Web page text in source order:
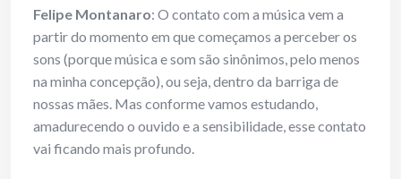
Felipe Montanaro: O contato com a música vem a
partir do momento em que começamos a perceber os
sons (porque música e som são sinônimos, pelo menos
na minha concepção), ou seja, dentro da barriga de
nossas mães. Mas conforme vamos estudando,
amadurecendo o ouvido e a sensibilidade, esse contato
vai ficando mais profundo.